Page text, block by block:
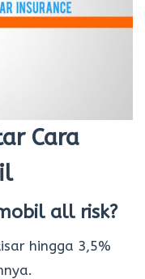
Cara
all risk?
hingga 3,5%